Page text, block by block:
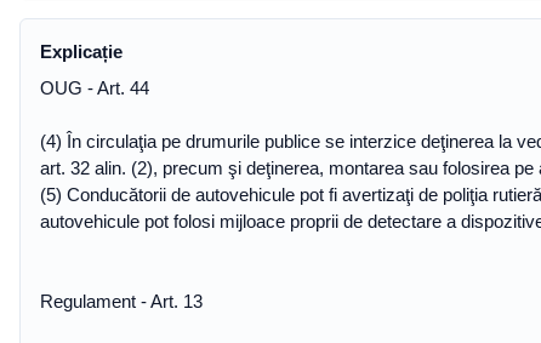
Explicație
OUG - Art. 44
(4) În circulaţia pe drumurile publice se interzice deţinerea la
art. 32 alin. (2), precum şi deţinerea, montarea sau folosirea
(5) Conducătorii de autovehicule pot fi avertizaţi de poliţia
autovehicule pot folosi mijloace proprii de detectare a
Regulament - Art. 13